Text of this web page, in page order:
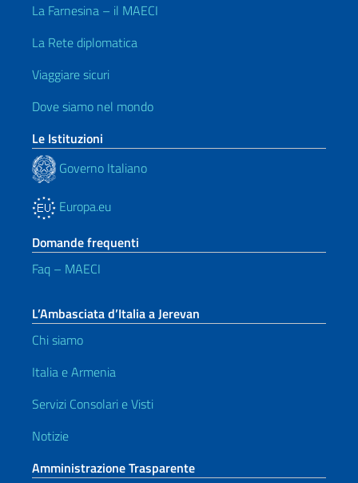
La Farnesina – il MAECI
La Rete diplomatica
Viaggiare sicuri
Dove siamo nel mondo
Le Istituzioni
Governo Italiano
Europa.eu
Domande frequenti
Faq – MAECI
L’Ambasciata d’Italia a Jerevan
Chi siamo
Italia e Armenia
Servizi Consolari e Visti
Notizie
Amministrazione Trasparente